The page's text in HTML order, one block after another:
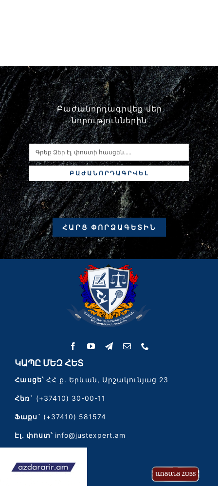
Բաժանորդագրվեք մեր
նորություններին
ԲԱԺԱՆՈՐԴԱԳՐՎԵԼ
ՀԱՐՑ ՓՈՐՁԱԳԵՏԻՆ
ԿԱՊԸ ՄԵԶ ՀԵՏ
Հասցե՝ՀՀ ք. Երևան, Արշակունյաց 23
Հեռ` (+37410) 30-00-11
Ֆաքս` (+37410) 581574
Էլ․ փոստ՝ info@justexpert.am